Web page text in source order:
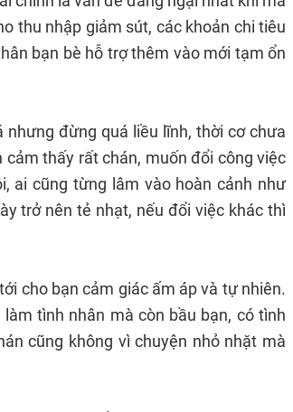
thu nhập giảm sút, các khoản chi tiêu
bạn bè hỗ trợ thêm vào mới tạm ổn
đừng quá liều lĩnh, thời cơ chưa
thấy rất chán, muốn đổi công việc
ai cũng từng lâm vào hoàn cảnh như
trở nên tẻ nhạt, nếu đổi việc khác thì
cho bạn cảm giác ấm áp và tự nhiên.
tình nhân mà còn bầu bạn, có tình
cũng không vì chuyện nhỏ nhặt mà